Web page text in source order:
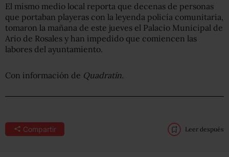
El mismo medio local reporta que decenas de personas
que portaban playeras con la leyenda policía comunitaria,
tomaron la mañana de este jueves el Palacio Municipal de
Ario de Rosales y han impedido que comiencen las
labores del ayuntamiento.
Con información de Quadratín.
Compartir Leer después